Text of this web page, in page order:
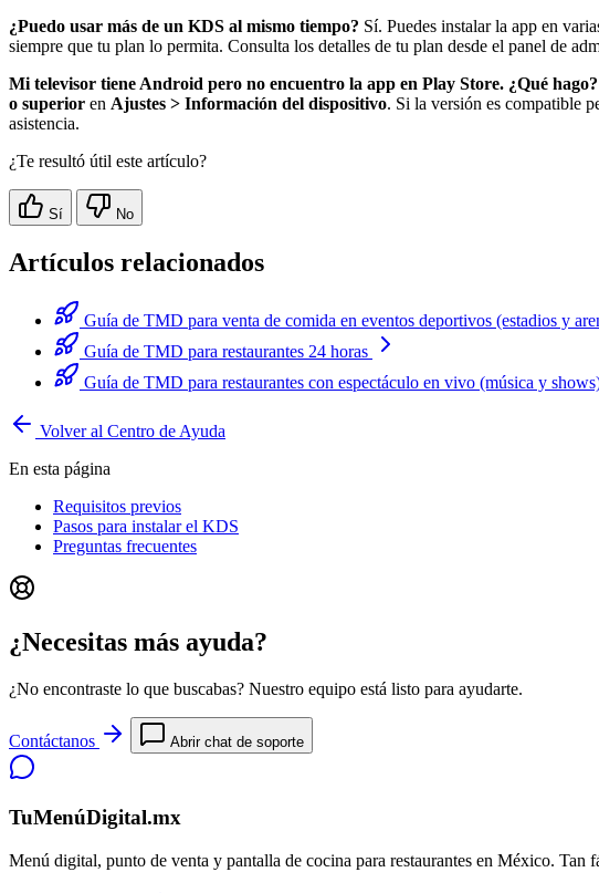
¿Puedo usar más de un KDS al mismo tiempo? Sí. Puedes instalar la app en
siempre que tu plan lo permita. Consulta los detalles de tu plan desde el panel de
Mi televisor tiene Android pero no encuentro la app en Play Store. ¿Qué hago?
o superior en Ajustes > Información del dispositivo. Si la versión es compatible
asistencia.
¿Te resultó útil este artículo?
Sí No
Artículos relacionados
Guía de TMD para venta de comida en eventos deportivos (estadios y
Guía de TMD para restaurantes 24 horas
Guía de TMD para restaurantes con espectáculo en vivo (música y
Volver al Centro de Ayuda
En esta página
Requisitos previos
Pasos para instalar el KDS
Preguntas frecuentes
¿Necesitas más ayuda?
¿No encontraste lo que buscabas? Nuestro equipo está listo para ayudarte.
Contáctanos Abrir chat de soporte
TuMenúDigital.mx
Menú digital, punto de venta y pantalla de cocina para restaurantes en México. Tan